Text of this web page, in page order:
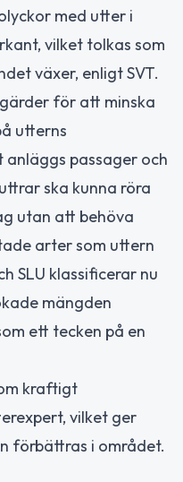
med utter i
vilket tolkas som
växer, enligt SVT.
för att minska
utterns
anläggs passager och
ska kunna röra
utan att behöva
arter som uttern
SLU klassificerar nu
mängden
ett tecken på en
kraftigt
vilket ger
förbättras i området.